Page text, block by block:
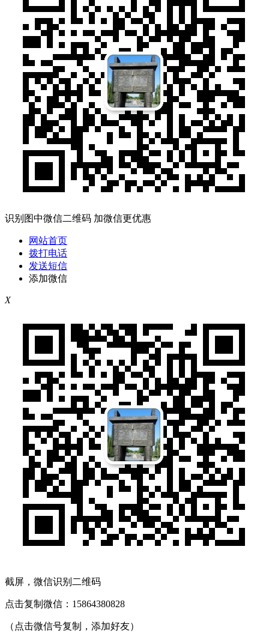
识别图中微信二维码 加微信更优惠
网站首页
拨打电话
发送短信
添加微信
X
截屏，微信识别二维码
点击复制微信：15864380828
（点击微信号复制，添加好友）